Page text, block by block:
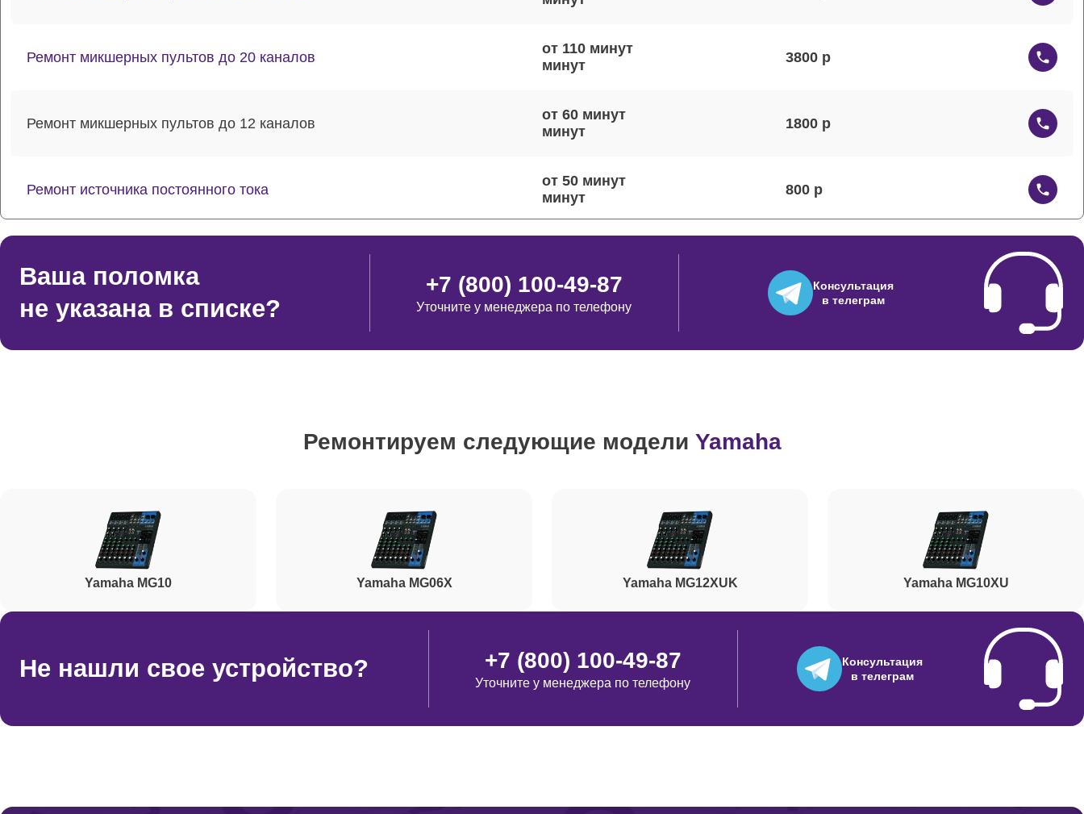
Ремонт микшерных пультов до 20 каналов
от 110 минут
3800
Ремонт микшерных пультов до 12 каналов
от 60 минут
1800
Ремонт источника постоянного тока
от 50 минут
800
Ремонт эквалайзеров
от 40 минут
от 120 минут
Ремонт фейдеров
Корпусный ремонт (замена резинок, креплений, кнопок)
от 50 минут
8800
Ваша поломка
не указана в списке?
+7 (800) 100-49-87
Уточните у менеджера по телефону
Консультация
в телеграм
Ремонтируем следующие модели Yamaha
Yamaha MG10 Yamaha MG06X Yamaha MG12XUK Yamaha MG10XU
Не нашли свое устройство? +7 (800) 100-49-87
Уточните у менеджера по телефону
Консультация
в телеграм